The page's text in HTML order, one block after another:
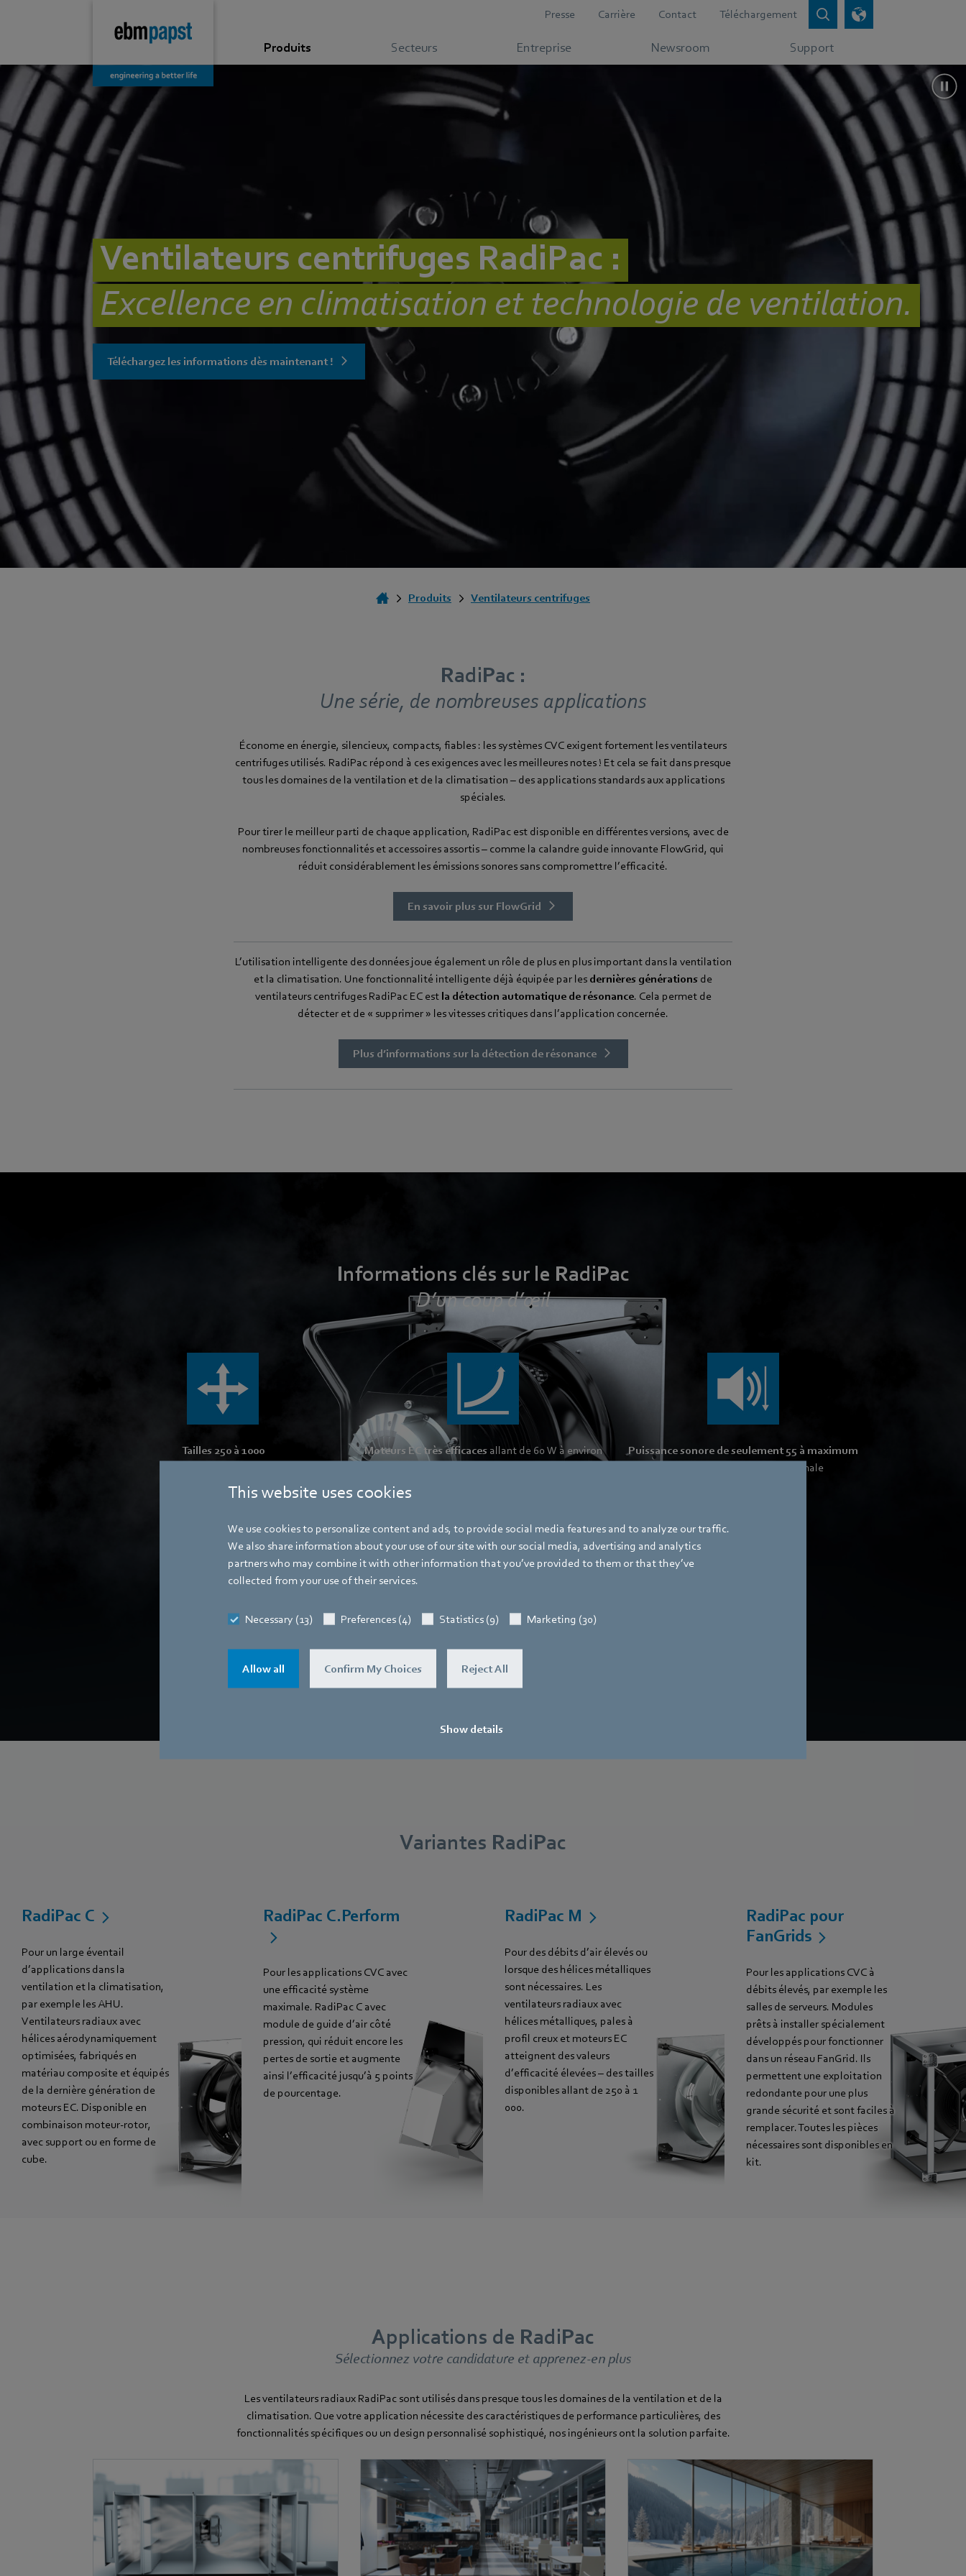
This website uses cookies
We use cookies to personalize content and ads, to provide social media features and to analyze our traffic.
We also share information about your use of our site with our social media, advertising and analytics
partners who may combine it with other information that you’ve provided to them or that they’ve
collected from your use of their services.
Necessary (13) Preferences (4) Statistics (9) Marketing (30)
Allow all Confirm My Choices Reject All
Show details
Presse Carrière Contact Téléchargement
Produits Secteurs Entreprise Newsroom Support
Ventilateurs centrifuges RadiPac :
Excellence en climatisation et technologie de ventilation.
Téléchargez les informations dès maintenant !
Produits Ventilateurs centrifuges
RadiPac :
Une série, de nombreuses applications
Économe en énergie, silencieux, compacts, fiables : les systèmes CVC exigent fortement les ventilateurs
centrifuges utilisés. RadiPac répond à ces exigences avec les meilleures notes ! Et cela se fait dans presque
tous les domaines de la ventilation et de la climatisation – des applications standards aux applications
spéciales.
Pour tirer le meilleur parti de chaque application, RadiPac est disponible en différentes versions, avec de
nombreuses fonctionnalités et accessoires assortis – comme la calandre guide innovante FlowGrid, qui
réduit considérablement les émissions sonores sans compromettre l’efficacité.
En savoir plus sur FlowGrid
L’utilisation intelligente des données joue également un rôle de plus en plus important dans la ventilation
et la climatisation. Une fonctionnalité intelligente déjà équipée par les dernières générations de
ventilateurs centrifuges RadiPac EC est la détection automatique de résonance. Cela permet de
détecter et de « supprimer » les vitesses critiques dans l’application concernée.
Plus d’informations sur la détection de résonance
Informations clés sur le RadiPac
D’un coup d’œil
Tailles 250 à 1000
Moteurs EC très efficacesallant de 60 W à environ
Puissance sonore de seulement 55 à maximum
à performance optimale
configurablepour les signaux analogiques et
énergie et à des aimants sans éléments de terres
Variantes RadiPac
RadiPac C
Pour un large éventail
d’applications dans la
ventilation et la climatisation,
par exemple les AHU.
Ventilateurs radiaux avec
hélices aérodynamiquement
optimisées, fabriqués en
matériau composite et équipés
de la dernière génération de
moteurs EC. Disponible en
combinaison moteur-rotor,
avec support ou en forme de
cube.
RadiPac C.Perform
Pour les applications CVC avec
une efficacité système
maximale. RadiPac C avec
module de guide d’air côté
pression, qui réduit encore les
pertes de sortie et augmente
ainsi l’efficacité jusqu’à 5 points
de pourcentage.
RadiPac M
Pour des débits d’air élevés ou
lorsque des hélices métalliques
sont nécessaires. Les
ventilateurs radiaux avec
hélices métalliques, pales à
profil creux et moteurs EC
atteignent des valeurs
d’efficacité élevées – des tailles
disponibles allant de 250 à 1
000.
RadiPac pour
FanGrids
Pour les applications CVC à
débits élevés, par exemple les
salles de serveurs. Modules
prêts à installer spécialement
développés pour fonctionner
dans un réseau FanGrid. Ils
permettent une exploitation
redondante pour une plus
grande sécurité et sont faciles à
remplacer. Toutes les pièces
nécessaires sont disponibles en
kit.
Applications de RadiPac
Sélectionnez votre candidature et apprenez-en plus
Les ventilateurs radiaux RadiPac sont utilisés dans presque tous les domaines de la ventilation et de la
climatisation. Que votre application nécessite des caractéristiques de performance particulières, des
fonctionnalités spécifiques ou un design personnalisé sophistiqué, nos ingénieurs ont la solution parfaite.